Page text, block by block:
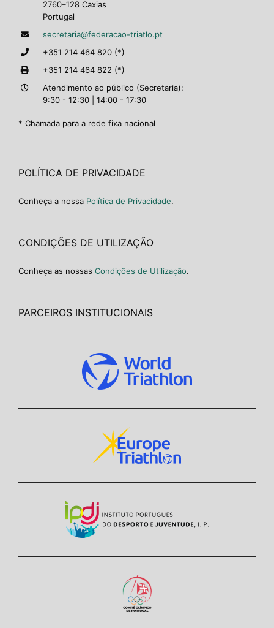
2760–128 Caxias
Portugal
secretaria@federacao-triatlo.pt
+351 214 464 820 (*)
+351 214 464 822 (*)
Atendimento ao público (Secretaria):
9:30 - 12:30 | 14:00 - 17:30
* Chamada para a rede fixa nacional
POLÍTICA DE PRIVACIDADE
Conheça a nossa Política de Privacidade.
CONDIÇÕES DE UTILIZAÇÃO
Conheça as nossas Condições de Utilização.
PARCEIROS INSTITUCIONAIS